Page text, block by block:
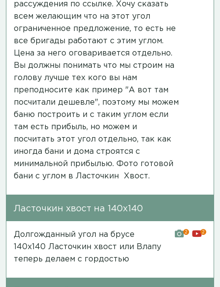
рассуждения по ссылке. Хочу сказать
всем желающим что на этот угол
ограниченное предложение, то есть не
все бригады работают с этим углом.
Цена за него оговаривается отдельно.
Вы должны понимать что мы строим на
голову лучше тех кого вы нам
преподносите как пример "А вот там
посчитали дешевле", поэтому мы можем
баню построить и с таким углом если
там есть прибыль, но можем и
посчитать этот угол отдельно, так как
иногда бани и дома строятся с
минимальной прибылью. Фото готовой
бани с углом в Ласточкин Хвост.
Ласточкин хвост на 140х140
Долгожданный угол на брусе
140х140 Ласточкин хвост или Влапу
теперь делаем с гордостью
2 2